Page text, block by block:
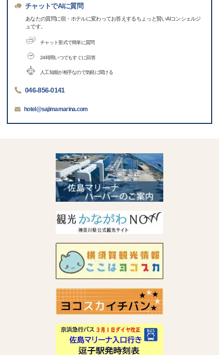
チャットでAIに質問
あなたの質問に宿・ホテルに変わってお答えするちょっと賢いAIコンシェルジ
ュです。
チャット形式で簡単に質問
24時間いつでもすぐに回答
人工知能が相手なので気軽に聞ける
046-856-0141
hotel@sajimamarina.com